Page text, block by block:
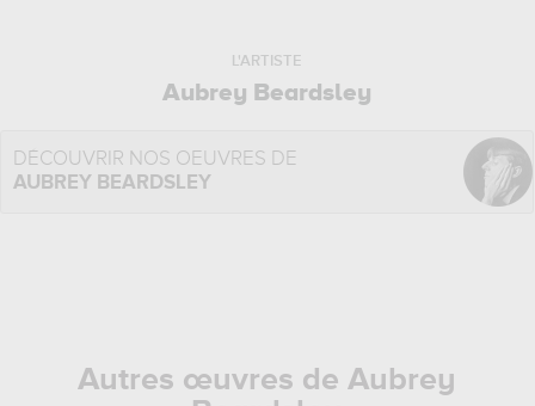
L'ARTISTE
Aubrey Beardsley
DÉCOUVRIR NOS OEUVRES DE
AUBREY BEARDSLEY
Autres œuvres de Aubrey